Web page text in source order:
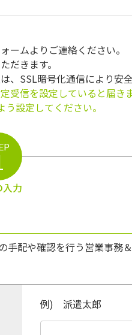
ームよりご連絡ください。
だきます。
、SSL暗号化通信により安
受信を設定していると届き
設定してください。
力
手配や確認を行う営業事務
例) 派遣太郎